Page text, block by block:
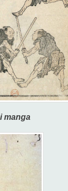
manga